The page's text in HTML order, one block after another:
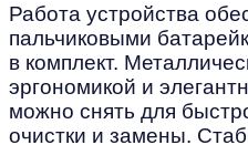
Работа устройства
пальчиковыми
в комплект.
эргономикой и
можно снять для
очистки и замены.